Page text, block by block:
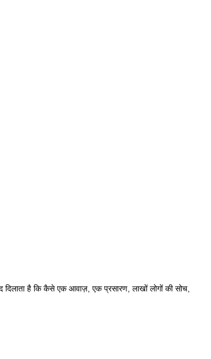
दिलाता है कि कैसे एक आवाज़, एक प्रसारण, लाखों लोगों की सोच,